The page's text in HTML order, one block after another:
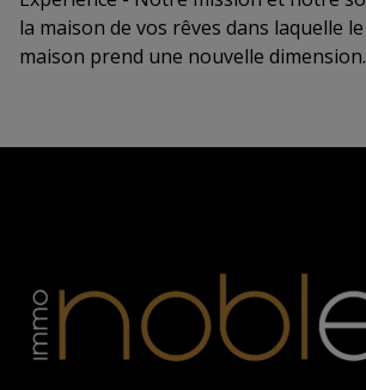
la maison de vos rêves dans laquelle
maison prend une nouvelle dimension.